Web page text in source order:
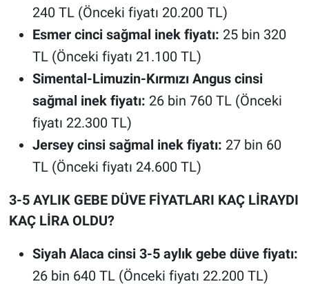
240 TL (Önceki fiyatı 20.200 TL)
Esmer cinci sağmal inek fiyatı: 25 bin 320
TL (Önceki fiyatı 21.100 TL)
Simental-Limuzin-Kırmızı Angus cinsi
sağmal inek fiyatı: 26 bin 760 TL (Önceki
fiyatı 22.300 TL)
Jersey cinsi sağmal inek fiyatı: 27 bin 60
TL (Önceki fiyatı 24.600 TL)
3-5 AYLIK GEBE DÜVE FİYATLARI KAÇ LİRAYDI
KAÇ LİRA OLDU?
Siyah Alaca cinsi 3-5 aylık gebe düve fiyatı:
26 bin 640 TL (Önceki fiyatı 22.200 TL)